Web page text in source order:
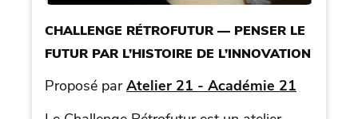
CHALLENGE RÉTROFUTUR — PENSER LE
FUTUR PAR L’HISTOIRE DE L’INNOVATION
Proposé parAtelier 21 - Académie 21